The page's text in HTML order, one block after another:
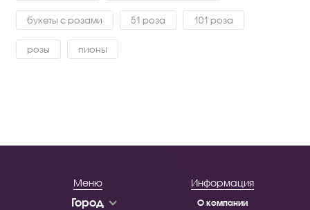
букеты с розами 51 роза 101 роза
розы пионы
Меню
Город
Информация
О компании